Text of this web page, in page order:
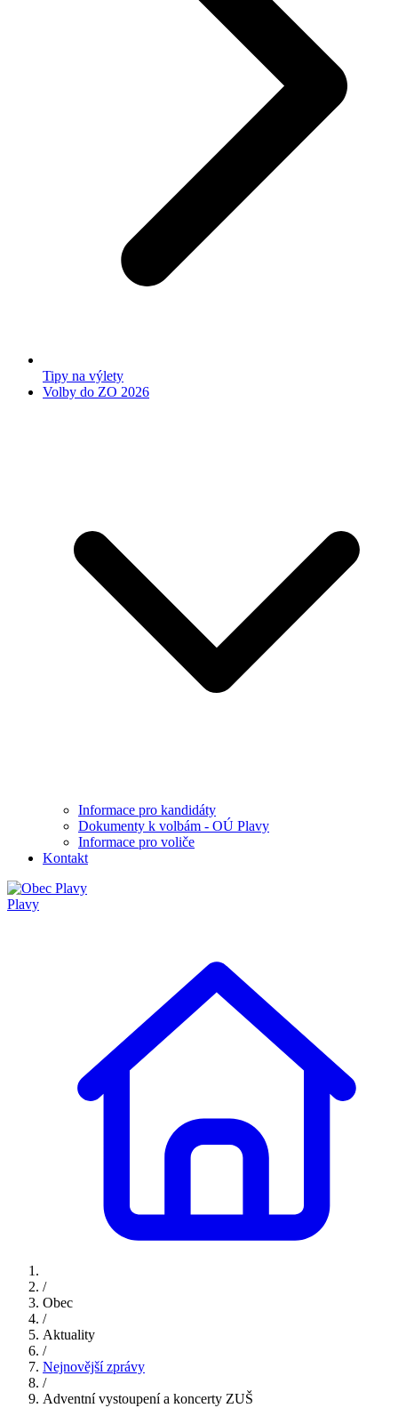
Tipy na výlety
Volby do ZO 2026
Informace pro kandidáty
Dokumenty k volbám - OÚ Plavy
Informace pro voliče
Kontakt
Plavy
/
Obec
/
Aktuality
/
Nejnovější zprávy
/
Adventní vystoupení a koncerty ZUŠ